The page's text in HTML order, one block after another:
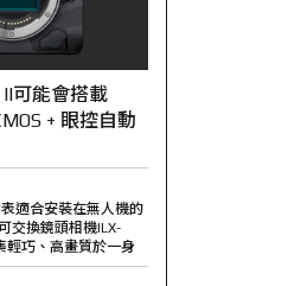
II可能會搭載
+ 眼控自動
適合安裝在無人機的
交換鏡頭相機ILX-
輕巧、高畫質於一身